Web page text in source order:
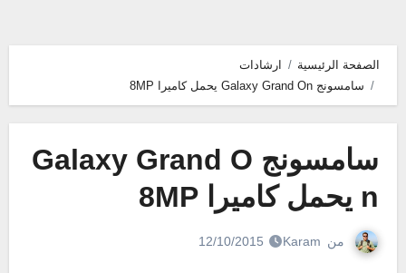
الصفحة الرئيسية
ارشادات
سامسونج Galaxy Grand On يحمل كاميرا 8MP
سامسونج Galaxy Grand O
n يحمل كاميرا 8MP
من Karam
12/10/2015